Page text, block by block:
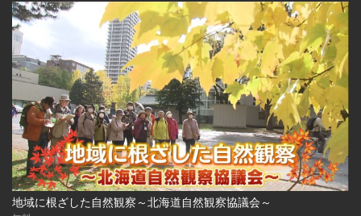
地域に根ざした自然観察～北海道自然観察協議会～